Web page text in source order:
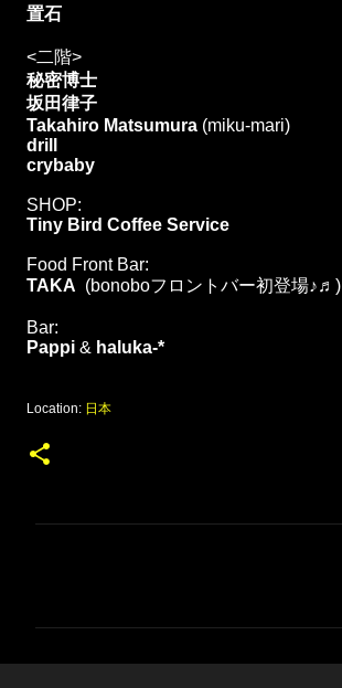
置石
<二階>
秘密博士
坂田律子
Takahiro Matsumura (miku-mari)
drill
crybaby
SHOP:
Tiny Bird Coffee Service
Food Front Bar:
TAKA (bonoboフロントバー初登場♪♬)
Bar:
Pappi & haluka-*
Location: 日本